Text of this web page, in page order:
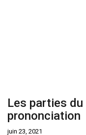
Les parties
prononciation
juin 23, 2021